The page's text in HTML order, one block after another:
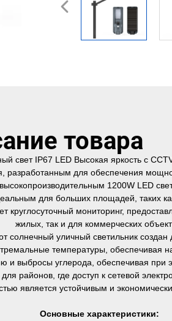
товара
свет IP67 LED Высокая яркость с
разработанным для обеспечения
1200W LED
для больших площадей, таких
круглосуточный мониторинг,
жилых, так и для коммерческих
солнечный уличный светильник
температуры, обеспечивая
и выбросы углерода, обеспечивая
районов, где доступ к сетевой
является устойчивым и
Основные характеристики: